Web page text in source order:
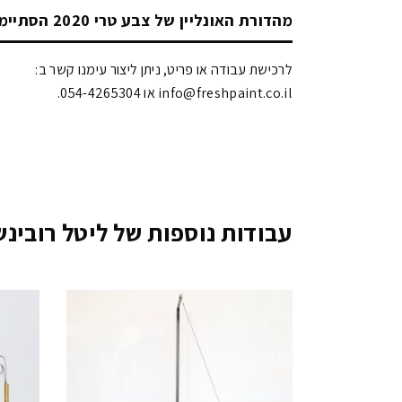
מהדורת האונליין של צבע טרי 2020 הסתיימה!
לרכישת עבודה או פריט, ניתן ליצור עימנו קשר ב:
info@freshpaint.co.il‏ או 054-4265304.
עבודות נוספות של ליטל